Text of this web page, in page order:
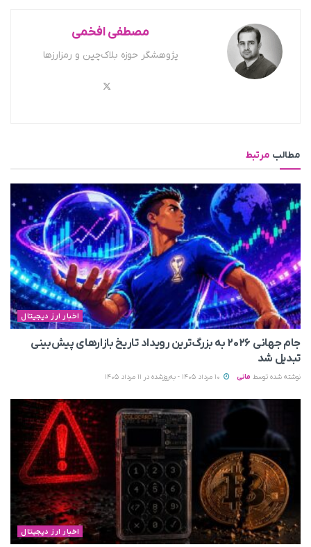
مصطفی افخمی
پژوهشگر حوزه بلاک‌چین و رمزارزها
مطالب مرتبط
اخبار ارز دیجیتال
جام جهانی ۲۰۲۶ به بزرگ‌ترین رویداد تاریخ بازارهای پیش‌بینی
تبدیل شد
نوشته شده توسط مانی
اخبار ارز دیجیتال